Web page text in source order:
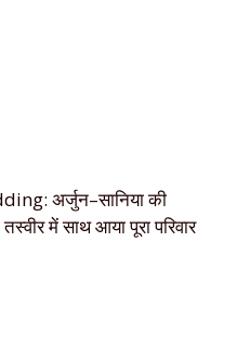
अर्जुन–सानिया की
में साथ आया पूरा परिवार